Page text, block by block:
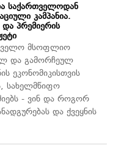
საქართველოდან
კამპანია.
და პრემიერის
მსოფლიო
და გამორჩეულ
ეკონომიკისთვის
სახელმწიფო
- ვინ და როგორ
და ქვეყნის